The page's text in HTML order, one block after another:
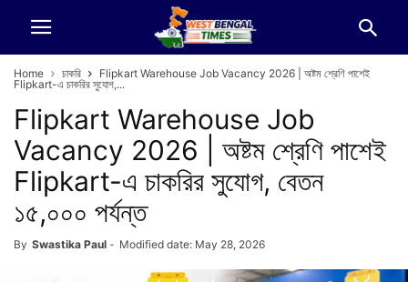
Home চাকরি
Flipkart Warehouse Job Vacancy 2026 | অষ্টম শ্রেণি পাশেই
Flipkart-এ চাকরির সুযোগ,...
Flipkart Warehouse Job
Vacancy 2026 | অষ্টম শ্রেণি পাশেই
Flipkart-এ চাকরির সুযোগ, বেতন
১৫,০০০ পর্যন্ত
By Swastika Paul - Modified date: May 28, 2026